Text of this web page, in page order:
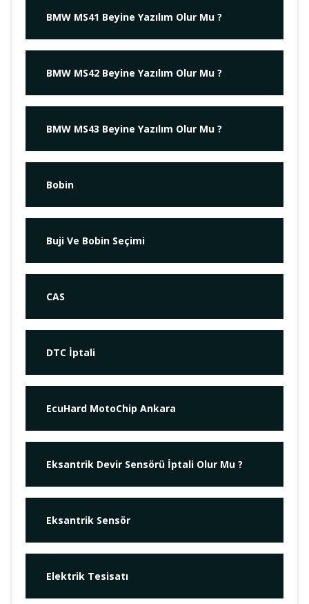
BMW MS41 Beyine Yazılım Olur Mu ?
BMW MS42 Beyine Yazılım Olur Mu ?
BMW MS43 Beyine Yazılım Olur Mu ?
Bobin
Buji Ve Bobin Seçimi
CAS
DTC İptali
EcuHard MotoChip Ankara
Eksantrik Devir Sensörü İptali Olur Mu ?
Eksantrik Sensör
Elektrik Tesisatı